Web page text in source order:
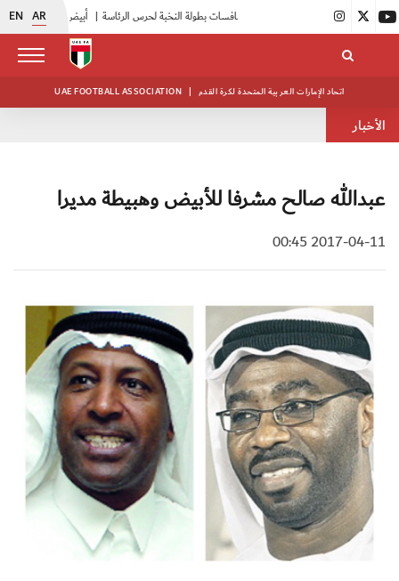
EN AR أبيض الشباب يواصل تدريباته في معسكره بأبوظبي |
UAE FOOTBALL ASSOCIATION | اتحاد الإمارات العربية المتحدة لكرة القدم
الأخبار
عبدالله صالح مشرفا للأبيض وهبيطة مديرا
2017-04-11 00:45